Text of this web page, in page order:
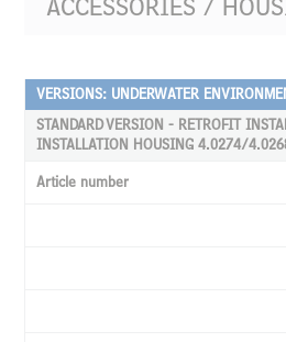
ARTICLE
NUMBER
VERSIONS: UNDERWATER
STANDARD VERSION - RETROFIT
INSTALLATION HOUSING 4.0274/